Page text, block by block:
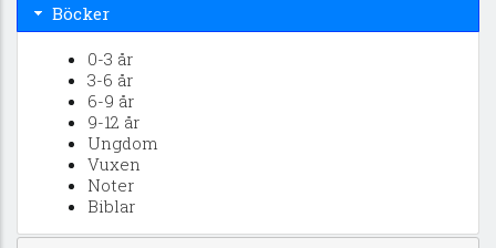
Böcker
0-3 år
3-6 år
6-9 år
9-12 år
Ungdom
Vuxen
Noter
Biblar